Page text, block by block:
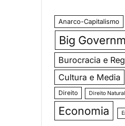
Anarco-Capitalismo
Big
Burocracia e
Cultura e Media
Direito
Direito Natural
Economia